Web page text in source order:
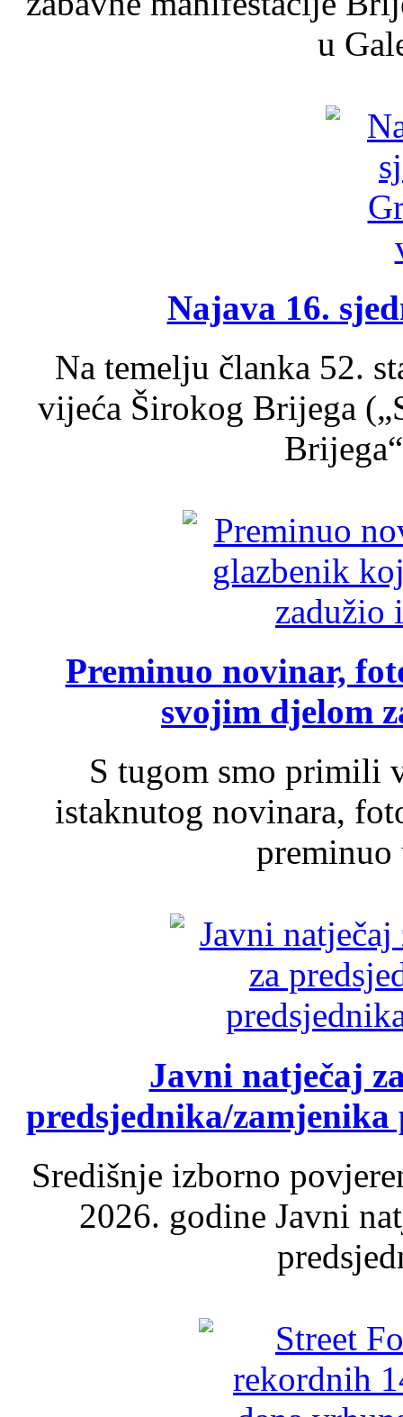
u
Najava 16.
Na temelju članka 52.
vijeća Širokog Brijega
Preminuo novinar,
svojim djelom
S tugom smo primili
istaknutog novinara,
Javni natječaj
predsjednika/
Središnje izborno
2026. godine Javni